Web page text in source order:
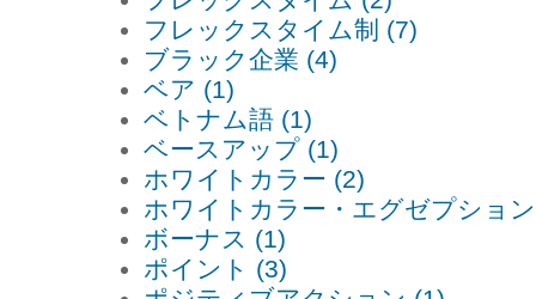
フレックスタイム制 (7)
ブラック企業 (4)
ベア (1)
ベトナム語 (1)
ベースアップ (1)
ホワイトカラー (2)
ホワイトカラー・エグゼプショ
ボーナス (1)
ポイント (3)